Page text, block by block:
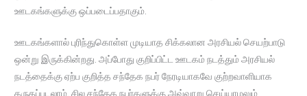
ஊடகங்களுக்கு ஒப்படைப்பதாகும்.
ஊடகங்களால் புரிந்துகொள்ள முடியாத சிக்கலான அரசியல் செயற்பாடு
ஒன்று இருக்கின்றது. அப்போது குறிப்பிட்ட ஊடகம் நடத்தும் அரசியல்
நடத்தைக்கு ஏற்ப குறித்த சந்தேக நபர் நேரடியாகவே குற்றவாளியாக
கருதப்படலாம். சில சந்தேக நபர்களுக்கு அவ்வாறு செய்யாமலும்